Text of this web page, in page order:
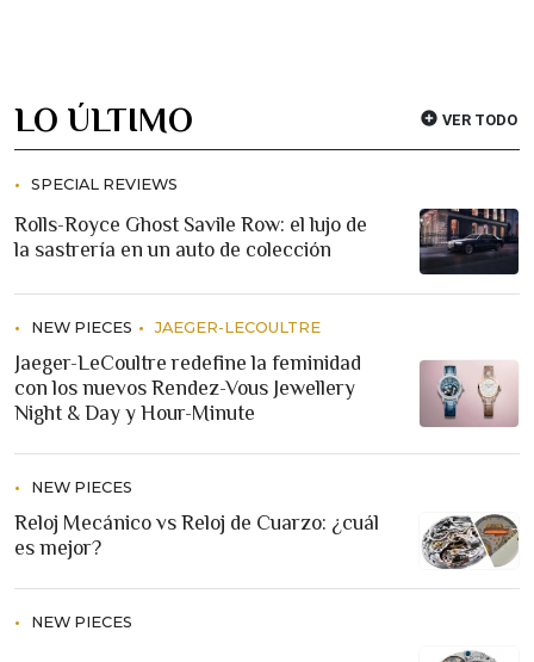
LO ÚLTIMO VER TODO
SPECIAL REVIEWS
Rolls-Royce Ghost Savile Row: el lujo de
la sastrería en un auto de colección
NEW PIECES JAEGER-LECOULTRE
Jaeger-LeCoultre redefine la feminidad
con los nuevos Rendez-Vous Jewellery
Night & Day y Hour-Minute
NEW PIECES
Reloj Mecánico vs Reloj de Cuarzo: ¿cuál
es mejor?
NEW PIECES